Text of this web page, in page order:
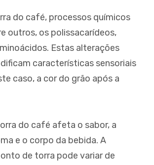
do café, processos químicos
outros, os polissacarídeos,
Estas alterações
características sensoriais
caso, a cor do grão após a
do café afeta o sabor, a
e o corpo da bebida. A
de torra pode variar de